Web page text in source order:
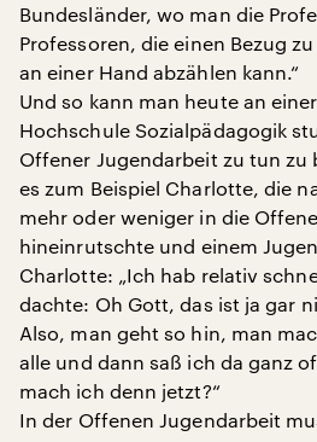
Bundesländer, wo man die
Professoren, die einen Bezug
an einer Hand abzählen kann.“
Und so kann man heute an
Hochschule Sozialpädagogik
Offener Jugendarbeit zu tun zu
es zum Beispiel Charlotte, die
mehr oder weniger in die
hineinrutschte und einem
Charlotte: „Ich hab relativ
dachte: Oh Gott, das ist ja gar
Also, man geht so hin, man
alle und dann saß ich da ganz
mach ich denn jetzt?“
In der Offenen Jugendarbeit